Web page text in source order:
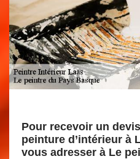
Pour recevoir un
peinture d’intérieur à
vous adresser à Le